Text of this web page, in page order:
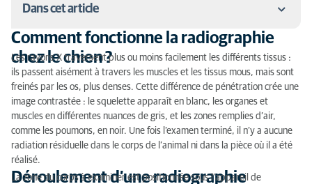
Dans cet article
Comment fonctionne la radiographie chez le chien ?
Déroulement d’une radiographie
Quand obtient-on les résultats ?
Comment fonctionne la radiographie
chez le chien ?
Les rayons X traversent plus ou moins facilement les différents tissus :
ils passent aisément à travers les muscles et les tissus mous, mais sont
freinés par les os, plus denses. Cette différence de pénétration crée une
image contrastée : le squelette apparaît en blanc, les organes et
muscles en différentes nuances de gris, et les zones remplies d’air,
comme les poumons, en noir. Une fois l’examen terminé, il n’y a aucune
radiation résiduelle dans le corps de l’animal ni dans la pièce où il a été
réalisé.
Déroulement d’une radiographie
La zone du corps à examiner est positionnée sous l’appareil de